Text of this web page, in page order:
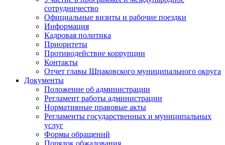
сотрудничество
Официальные визиты и рабочие поездки
Информация
Кадровая политика
Приоритеты
Противодействие коррупции
Контакты
Отчет главы Шпаковского муниципального округа
Документы
Положение об администрации
Регламент работы администрации
Нормативные правовые акты
Регламенты государственных и муниципальных
услуг
Формы обращений
Порядок обжалования